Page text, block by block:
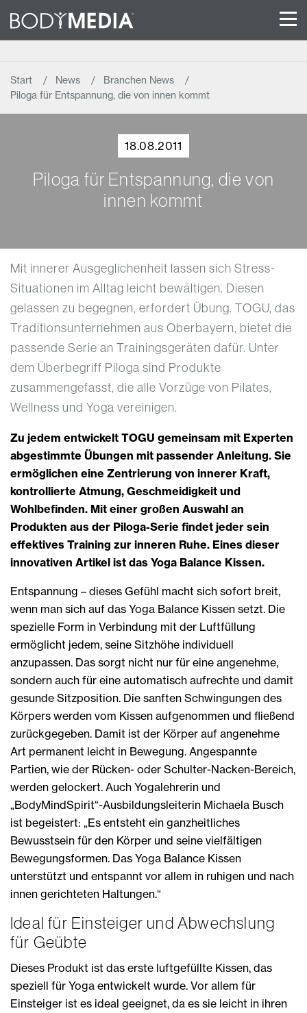
Start News
Branchen News
Piloga für Entspannung, die von innen kommt
18.08.2011
Piloga für Entspannung, die von
innen kommt
Mit innerer Ausgeglichenheit lassen sich Stress-
Situationen im Alltag leicht bewältigen. Diesen
gelassen zu begegnen, erfordert Übung. TOGU, das
Traditionsunternehmen aus Oberbayern, bietet die
passende Serie an Trainingsgeräten dafür. Unter
dem Überbegriff Piloga sind Produkte
zusammengefasst, die alle Vorzüge von Pilates,
Wellness und Yoga vereinigen.
Zu jedem entwickelt TOGU gemeinsam mit Experten
abgestimmte Übungen mit passender Anleitung. Sie
ermöglichen eine Zentrierung von innerer Kraft,
kontrollierte Atmung, Geschmeidigkeit und
Wohlbefinden. Mit einer großen Auswahl an
Produkten aus der Piloga-Serie findet jeder sein
effektives Training zur inneren Ruhe. Eines dieser
innovativen Artikel ist das Yoga Balance Kissen.
Entspannung – dieses Gefühl macht sich sofort breit,
wenn man sich auf das Yoga Balance Kissen setzt. Die
spezielle Form in Verbindung mit der Luftfüllung
ermöglicht jedem, seine Sitzhöhe individuell
anzupassen. Das sorgt nicht nur für eine angenehme,
sondern auch für eine automatisch aufrechte und damit
gesunde Sitzposition. Die sanften Schwingungen des
Körpers werden vom Kissen aufgenommen und fließend
zurückgegeben. Damit ist der Körper auf angenehme
Art permanent leicht in Bewegung. Angespannte
Partien, wie der Rücken- oder Schulter-Nacken-Bereich,
werden gelockert. Auch Yogalehrerin und
„BodyMindSpirit“-Ausbildungsleiterin Michaela Busch
ist begeistert: „Es entsteht ein ganzheitliches
Bewusstsein für den Körper und seine vielfältigen
Bewegungsformen. Das Yoga Balance Kissen
unterstützt und entspannt vor allem in ruhigen und nach
innen gerichteten Haltungen.“
Ideal für Einsteiger und Abwechslung
für Geübte
Dieses Produkt ist das erste luftgefüllte Kissen, das
speziell für Yoga entwickelt wurde. Vor allem für
Einsteiger ist es ideal geeignet, da es sie leicht in ihren